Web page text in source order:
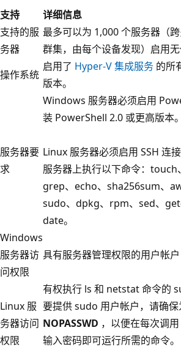
支持
详细信息
支持的服
务器
最多可以为 1,000 个服务器（
群集，由每个设备发现）启用无
操作系统
启用了 Hyper-V 集成服务 的所
版本。
服务器要
求
Windows 服务器必须启用
装 PowerShell 2.0 或更高版本。
Linux 服务器必须启用 SSH 连
服务器上执行以下命令：touch
grep、echo、sha256sum、
sudo、dpkg、rpm、sed、
date。
Windows
服务器访
问权限
具有服务器管理权限的用户帐户
Linux 服
务器访问
权限
有权执行 ls 和 netstat 命令的
要提供 sudo 用户帐户，请确
NOPASSWD ，以便在每次调
输入密码即可运行所需的命令。